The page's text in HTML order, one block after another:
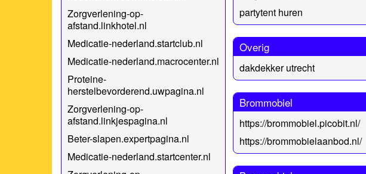
Zorgverlening-op-
afstand.linkhotel.nl
Medicatie-nederland.startclub.nl
Medicatie-nederland.macrocenter.nl
Proteine-
herstelbevorderend.uwpagina.nl
Zorgverlening-op-
afstand.linkjespagina.nl
Beter-slapen.expertpagina.nl
Medicatie-nederland.startcenter.nl
partytent huren
Overig
dakdekker utrecht
Brommobiel
https://brommobiel.picobit.nl/
https://brommobielaanbod.nl/